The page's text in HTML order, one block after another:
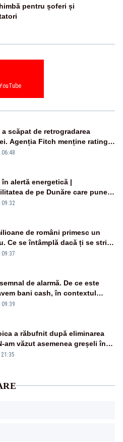
pentru șoferi și
a scăpat de retrogradarea
Agenția Fitch menține ratingul
perspectivă negativă
06:48
în alertă energetică |
de pe Dunăre care pune
Cernavodă era
09:32
de români primesc un
Ce se întâmplă dacă ți se strică
09:37
de alarmă. De ce este
bani cash, în contextul
09:39
a răbufnit după eliminarea
am văzut asemenea greșeli în
europene”